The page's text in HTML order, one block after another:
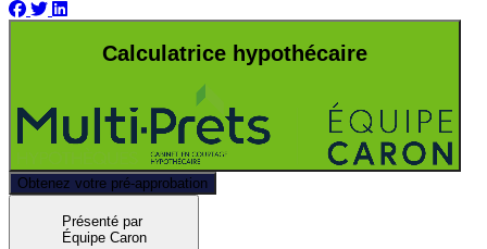
Calculatrice hypothécaire
Obtenez votre pré-approbation
Présenté par
Équipe Caron